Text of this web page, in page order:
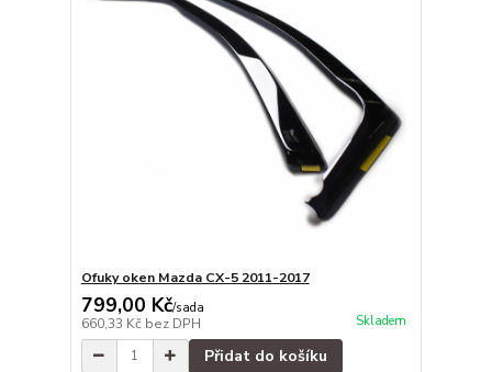
Ofuky oken Mazda CX-5 2011-2017
799,00 Kč/sada
660,33 Kč bez DPH Skladem
Přidat do košíku